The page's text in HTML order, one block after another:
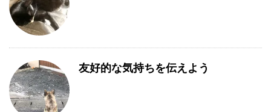
友好的な気持ちを伝えよう